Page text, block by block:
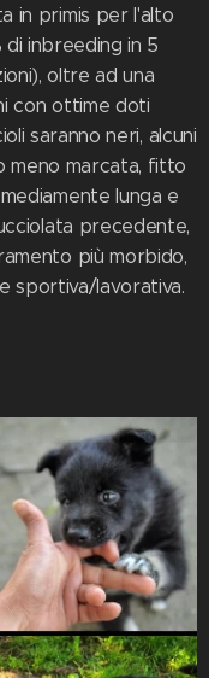
in primis per l'alto
inbreeding in 5
oltre ad una
con ottime doti
saranno neri, alcuni
meno marcata, fitto
lunga e
precedente,
più morbido,
sportiva/lavorativa.